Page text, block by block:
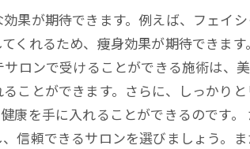
果が期待できます。例えば、フェイ
くれるため、痩身効果が期待できま
ロンで受けることができる施術は、
ことができます。さらに、しっかり
康を手に入れることができるのです
信頼できるサロンを選びましょう。